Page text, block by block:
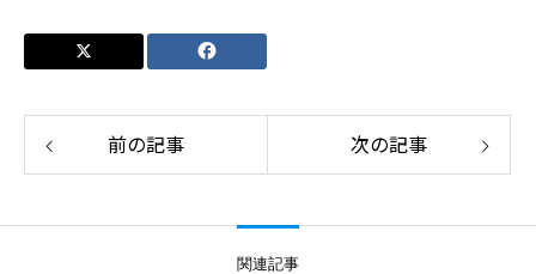
前の記事 次の記事
関連記事